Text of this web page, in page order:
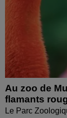
Au zoo de
flamants
Le Parc